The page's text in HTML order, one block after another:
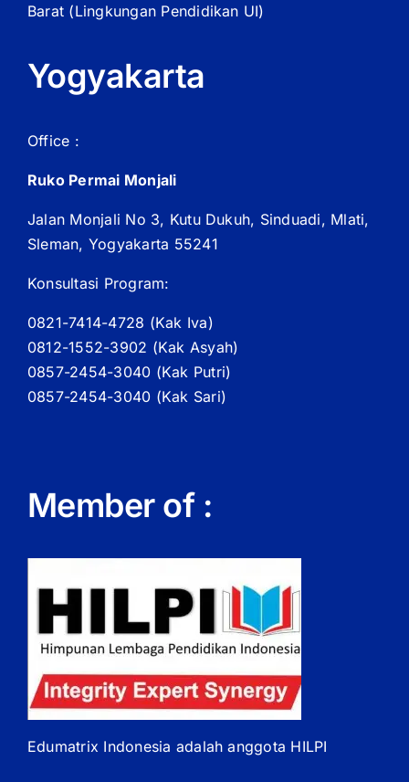
Barat (Lingkungan Pendidikan UI)
Yogyakarta
Office :
Ruko Permai Monjali
Jalan Monjali No 3, Kutu Dukuh, Sinduadi, Mlati,
Sleman, Yogyakarta 55241
Konsultasi Program:
0821-7414-4728 (Kak Iva)
0812-1552-3902 (Kak Asyah)
0857-2454-3040 (Kak Putri)
0857-2454-3040 (Kak Sari)
Member of :
Edumatrix Indonesia adalah anggota HILPI